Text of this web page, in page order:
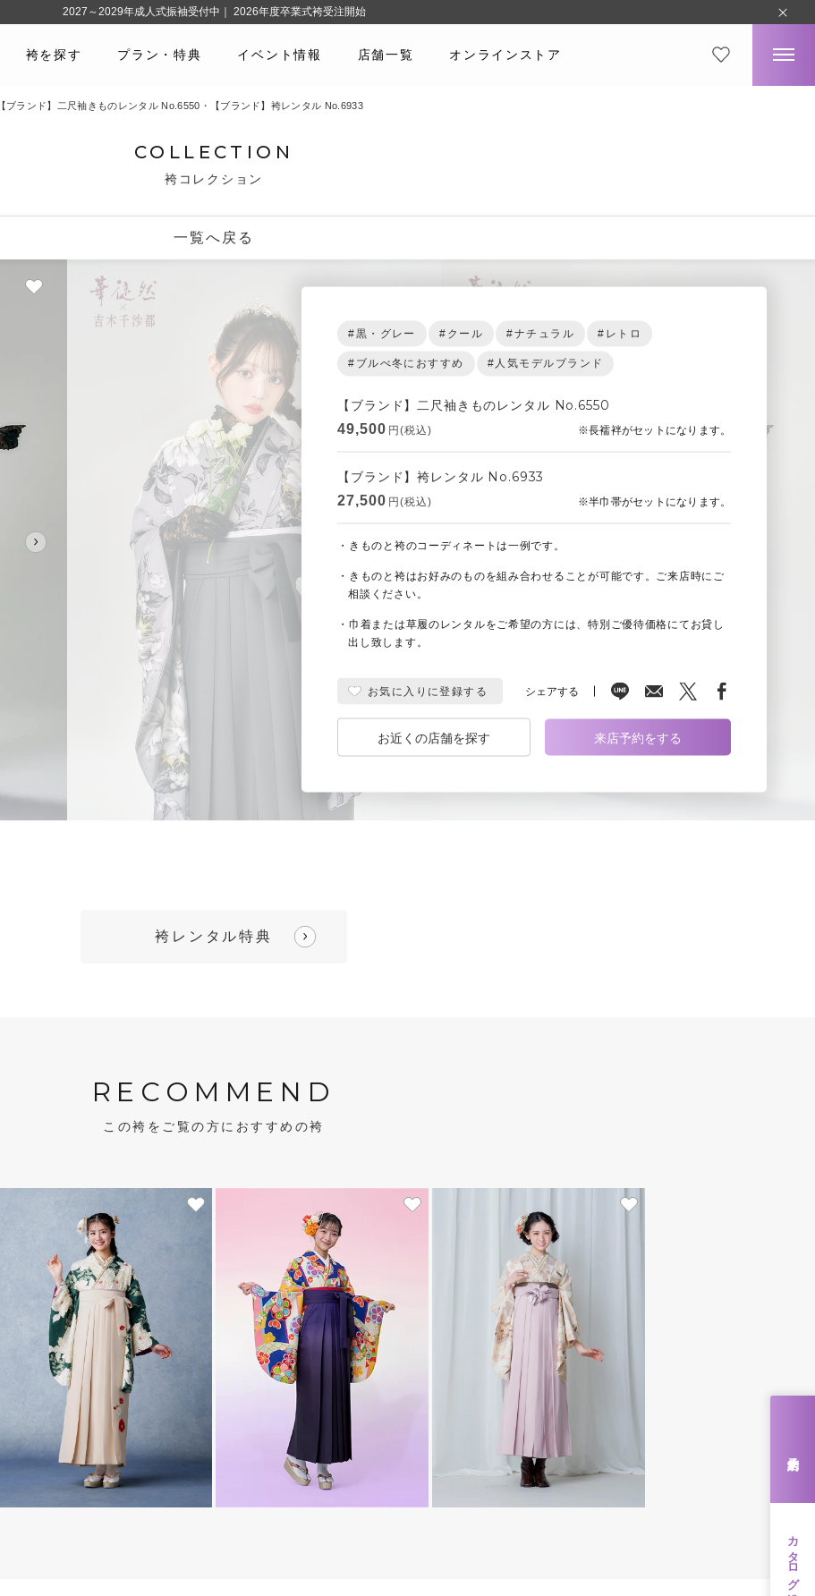
袴を探す プラン・特典 イベント情報 店舗一覧 オンラインストア
【ブランド】二尺袖きものレンタル No.6550・【ブランド】袴レンタル No.6933
COLLECTION
袴コレクション
一覧へ戻る
#黒・グレー #クール #ナチュラル #レトロ
#ブルべ冬におすすめ #人気モデルブランド
【ブランド】二尺袖きものレンタル No.6550
49,500 円(税込) ※長襦袢がセットになります。
【ブランド】袴レンタル No.6933
27,500 円(税込) ※半巾帯がセットになります。
・きものと袴のコーディネートは一例です。
・きものと袴はお好みのものを組み合わせることが可能です。ご来店時にご
相談ください。
・巾着または草履のレンタルをご希望の方には、特別ご優待価格にてお貸し
出し致します。
お気に入りに登録する シェアする
お近くの店舗を探す 来店予約をする
袴レンタル特典
RECOMMEND
この袴をご覧の方におすすめの袴
カタログ請求
2027～2029年成人式振袖受付中｜ 2026年度卒業式袴受注開始